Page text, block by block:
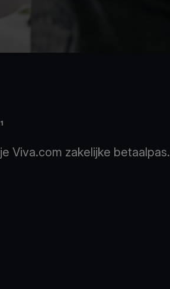
Viva.com zakelijke betaalpas.